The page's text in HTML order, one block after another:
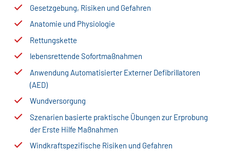
Gesetzgebung, Risiken und Gefahren
Anatomie und Physiologie
Rettungskette
lebensrettende Sofortmaßnahmen
Anwendung Automatisierter Externer Defibrillatoren
(AED)
Wundversorgung
Szenarien basierte praktische Übungen zur Erprobung
der Erste Hilfe Maßnahmen
Windkraftspezifische Risiken und Gefahren